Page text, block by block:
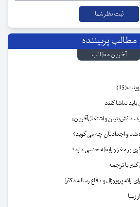
مطالب پربیننده
آخرین مطالب
و اجدادتان چه می گوید؟
بر مغز و رابطه جنسی دارد؟
با ترجمه
ارائه پروپوزال و دفاع رساله دکترا
زیبا